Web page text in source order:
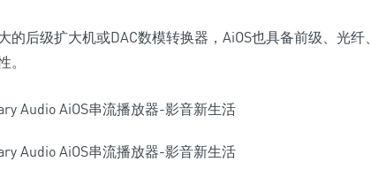
后级扩大机或DAC数模转换器，AiOS也具备前级、光纤、
。